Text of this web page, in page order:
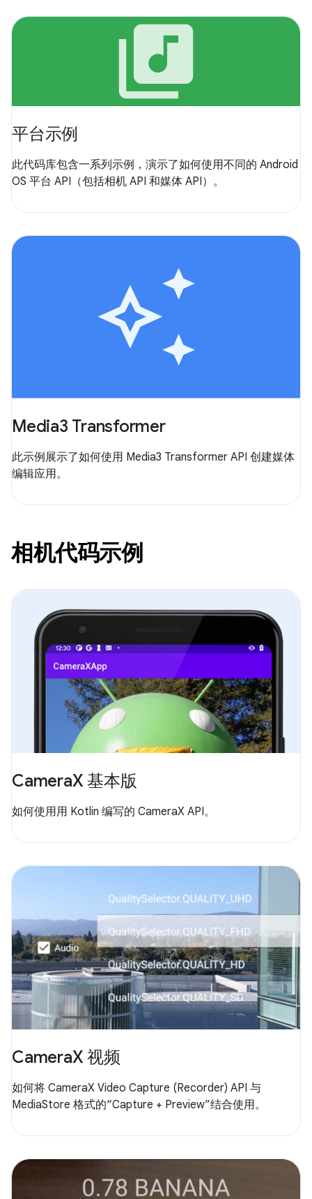
library_music
平台示例
此代码库包含一系列示例，演示了如何使用不同的 Android
OS 平台 API（包括相机 API 和媒体 API）。
Media3 Transformer
此示例展示了如何使用 Media3 Transformer API 创建媒体
编辑应用。
相机代码示例
CameraX 基本版
如何使用用 Kotlin 编写的 CameraX API。
CameraX 视频
如何将 CameraX Video Capture (Recorder) API 与
MediaStore 格式的“Capture + Preview”结合使用。